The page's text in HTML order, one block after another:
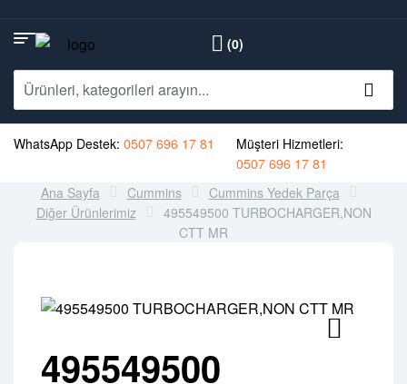
(0)
WhatsApp Destek: 0507 696 17 81
Müşteri Hizmetleri:
0507 696 17 81
Ana Sayfa
Cummins
Cummins Yedek Parça
Diğer Ürünlerimiz
495549500 TURBOCHARGER,NON
CTT MR
495549500